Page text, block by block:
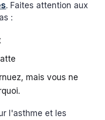
. Faites attention aux
:
mais vous ne
l'asthme et les